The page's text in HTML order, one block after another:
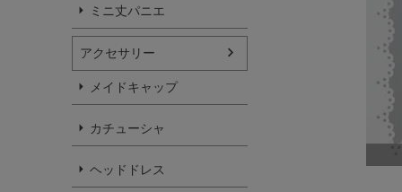
ミニ丈パニエ
アクセサリー
メイドキャップ
カチューシャ
ヘッドドレス